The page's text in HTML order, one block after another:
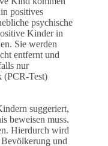
positives
psychische
Kinder in
Sie werden
entfernt und
nur
(PCR-Test)
suggeriert,
beweisen muss.
Hierdurch wird
und